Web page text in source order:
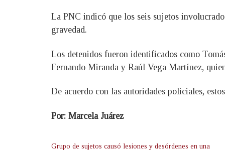
La PNC indicó que los seis sujetos
gravedad.
Los detenidos fueron identificados como
Fernando Miranda y Raúl Vega Martínez,
De acuerdo con las autoridades policiales,
Por: Marcela Juárez
Grupo de sujetos causó lesiones y desórdenes en una